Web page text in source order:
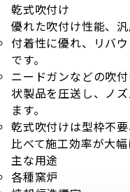
乾式吹付け
優れた吹付け性能、
付着性に優れ、リバ
です。
ニードガンなどの吹
状製品を圧送し、ノ
ます。
乾式吹付けは型枠不
比べて施工効率が大幅
主な用途
各種窯炉